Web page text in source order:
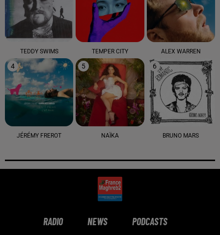
TEDDY SWIMS TEMPER CITY ALEX WARREN
4
JÉRÉMY FREROT
5
NAÏKA
6
BRUNO MARS
RADIO NEWS PODCASTS